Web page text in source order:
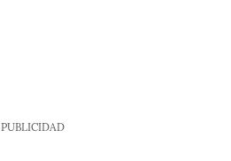
PUBLICIDAD